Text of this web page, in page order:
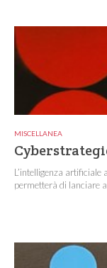
MISCELLANEA
L’intelligenza artificiale
permetterà di lanciare